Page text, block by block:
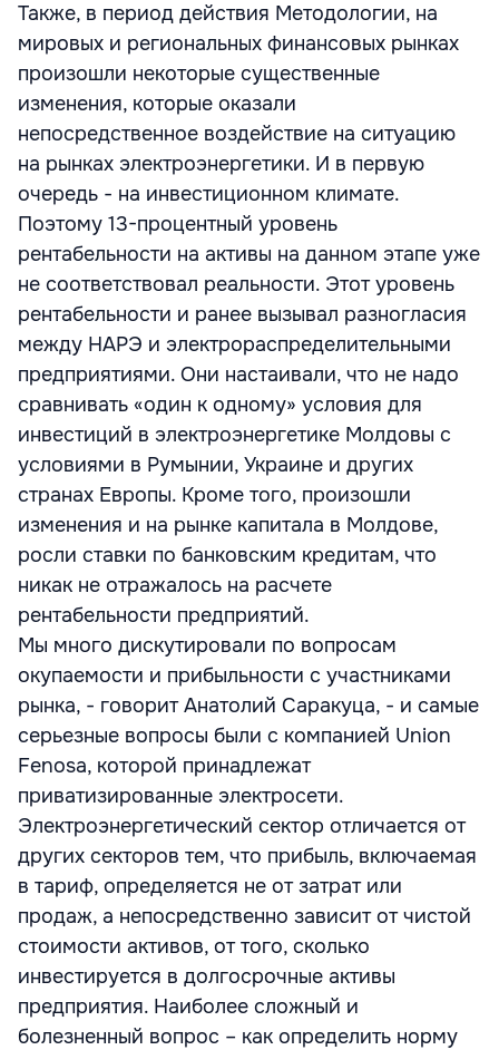
Также, в период действия Методологии, на
мировых и региональных финансовых рынках
произошли некоторые существенные
изменения, которые оказали
непосредственное воздействие на ситуацию
на рынках электроэнергетики. И в первую
очередь - на инвестиционном климате.
Поэтому 13-процентный уровень
рентабельности на активы на данном этапе уже
не соответствовал реальности. Этот уровень
рентабельности и ранее вызывал разногласия
между НАРЭ и электрораспределительными
предприятиями. Они настаивали, что не надо
сравнивать «один к одному» условия для
инвестиций в электроэнергетике Молдовы с
условиями в Румынии, Украине и других
странах Европы. Кроме того, произошли
изменения и на рынке капитала в Молдове,
росли ставки по банковским кредитам, что
никак не отражалось на расчете
рентабельности предприятий.
Мы много дискутировали по вопросам
окупаемости и прибыльности с участниками
рынка, - говорит Анатолий Саракуца, - и самые
серьезные вопросы были с компанией Union
Fenosa, которой принадлежат
приватизированные электросети.
Электроэнергетический сектор отличается от
других секторов тем, что прибыль, включаемая
в тариф, определяется не от затрат или
продаж, а непосредственно зависит от чистой
стоимости активов, от того, сколько
инвестируется в долгосрочные активы
предприятия. Наиболее сложный и
болезненный вопрос – как определить норму